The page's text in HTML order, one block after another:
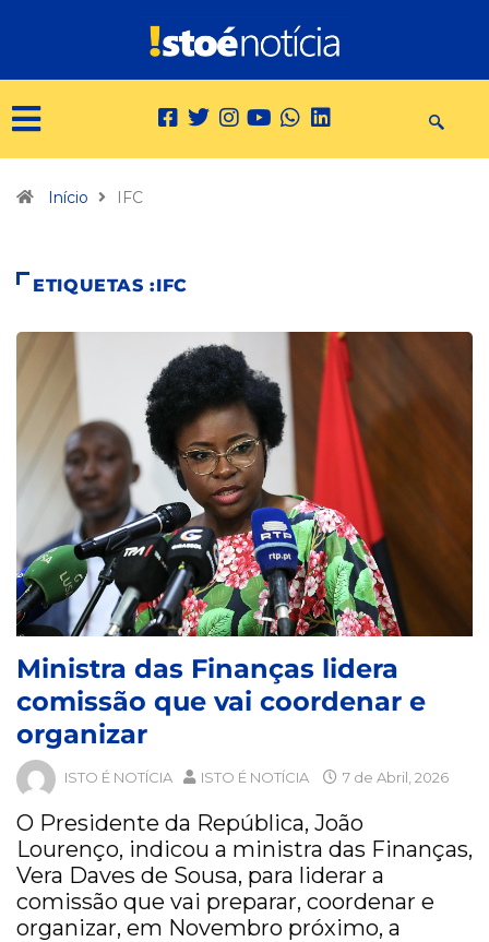
Início IFC
ETIQUETAS :IFC
Ministra das Finanças lidera
comissão que vai coordenar e
organizar
ISTO É NOTÍCIA ISTO É NOTÍCIA 7 de Abril, 2026
O Presidente da República, João
Lourenço, indicou a ministra das Finanças,
Vera Daves de Sousa, para liderar a
comissão que vai preparar, coordenar e
organizar, em Novembro próximo, a